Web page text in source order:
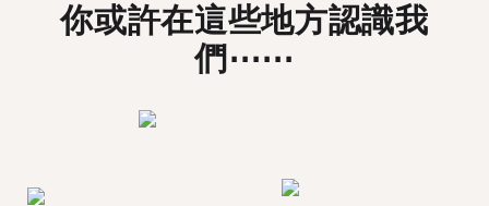
你或許在這些地方認識我
們⋯⋯